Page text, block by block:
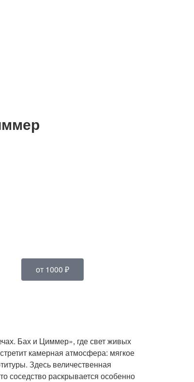
от 1000 ₽
Бах и Циммер», где свет живых
камерная атмосфера: мягкое
Здесь величественная
соседство раскрывается особенно